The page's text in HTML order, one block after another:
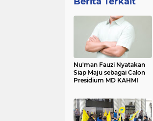
Nu'man Fauzi Nyatakan
Siap Maju sebagai Calon
Presidium MD KAHMI